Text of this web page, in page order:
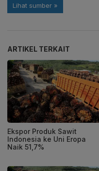
ARTIKEL TERKAIT
Ekspor Produk Sawit
Indonesia ke Uni Eropa
Naik 51,7%